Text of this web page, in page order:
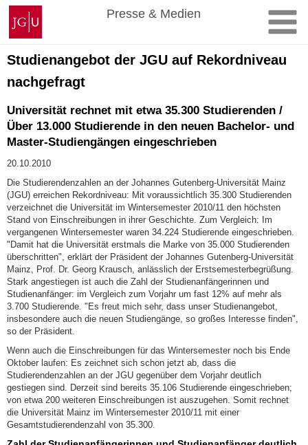
Zum
Inhalt
springen
Johannes
Gutenberg-
Universität
Mainz
Presse & Medien
Studienangebot der JGU auf Rekordniveau
nachgefragt
Universität rechnet mit etwa 35.300 Studierenden /
Über 13.000 Studierende in den neuen Bachelor- und
Master-Studiengängen eingeschrieben
20.10.2010
Die Studierendenzahlen an der Johannes Gutenberg-Universität Mainz
(JGU) erreichen Rekordniveau: Mit voraussichtlich 35.300 Studierenden
verzeichnet die Universität im Wintersemester 2010/11 den höchsten
Stand von Einschreibungen in ihrer Geschichte. Zum Vergleich: Im
vergangenen Wintersemester waren 34.224 Studierende eingeschrieben.
"Damit hat die Universität erstmals die Marke von 35.000 Studierenden
überschritten", erklärt der Präsident der Johannes Gutenberg-Universität
Mainz, Prof. Dr. Georg Krausch, anlässlich der Erstsemesterbegrüßung.
Stark angestiegen ist auch die Zahl der Studienanfängerinnen und
Studienanfänger: im Vergleich zum Vorjahr um fast 12% auf mehr als
3.700 Studierende. "Es freut mich sehr, dass unser Studienangebot,
insbesondere auch die neuen Studiengänge, so großes Interesse finden",
so der Präsident.
Wenn auch die Einschreibungen für das Wintersemester noch bis Ende
Oktober laufen: Es zeichnet sich schon jetzt ab, dass die
Studierendenzahlen an der JGU gegenüber dem Vorjahr deutlich
gestiegen sind. Derzeit sind bereits 35.106 Studierende eingeschrieben;
von etwa 200 weiteren Einschreibungen ist auszugehen. Somit rechnet
die Universität Mainz im Wintersemester 2010/11 mit einer
Gesamtstudierendenzahl von 35.300.